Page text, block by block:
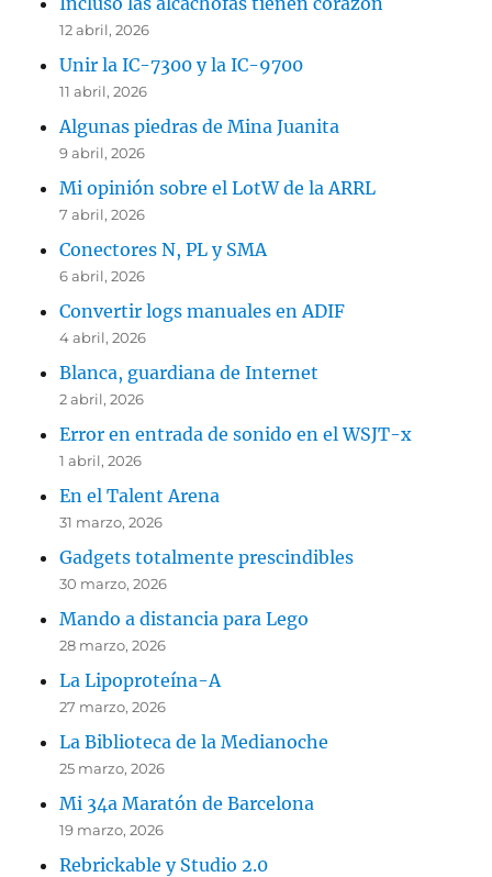
12 abril, 2026
Unir la IC-7300 y la IC-9700
11 abril, 2026
Algunas piedras de Mina Juanita
9 abril, 2026
Mi opinión sobre el LotW de la ARRL
7 abril, 2026
Conectores N, PL y SMA
6 abril, 2026
Convertir logs manuales en ADIF
4 abril, 2026
Blanca, guardiana de Internet
2 abril, 2026
Error en entrada de sonido en el WSJT-x
1 abril, 2026
En el Talent Arena
31 marzo, 2026
Gadgets totalmente prescindibles
30 marzo, 2026
Mando a distancia para Lego
28 marzo, 2026
La Lipoproteína-A
27 marzo, 2026
La Biblioteca de la Medianoche
25 marzo, 2026
Mi 34a Maratón de Barcelona
19 marzo, 2026
Rebrickable y Studio 2.0